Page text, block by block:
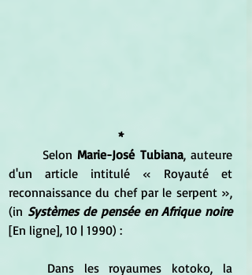
*
	Selon
Marie-José Tubiana, auteure
d'un article intitulé « Royauté et
reconnaissance du chef par le serpent »,
(in Systèmes de pensée en Afrique noire
[En ligne], 10 | 1990) :